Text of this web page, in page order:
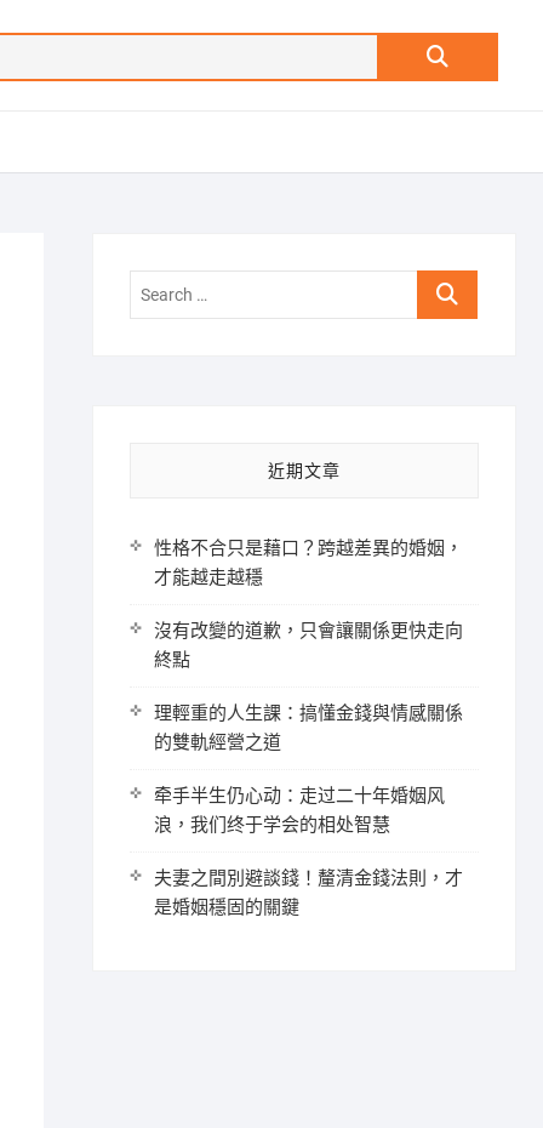
Search
Search
近期文章
性格不合只是藉口？跨越差異的婚姻，
才能越走越穩
沒有改變的道歉，只會讓關係更快走向
終點
理輕重的人生課：搞懂金錢與情感關係
的雙軌經營之道
牵手半生仍心动：走过二十年婚姻风
浪，我们终于学会的相处智慧
夫妻之間別避談錢！釐清金錢法則，才
是婚姻穩固的關鍵